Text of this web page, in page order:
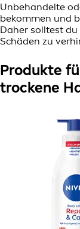
Unbehandelte
bekommen und
Daher solltest
Schäden zu
Produkte
trockene